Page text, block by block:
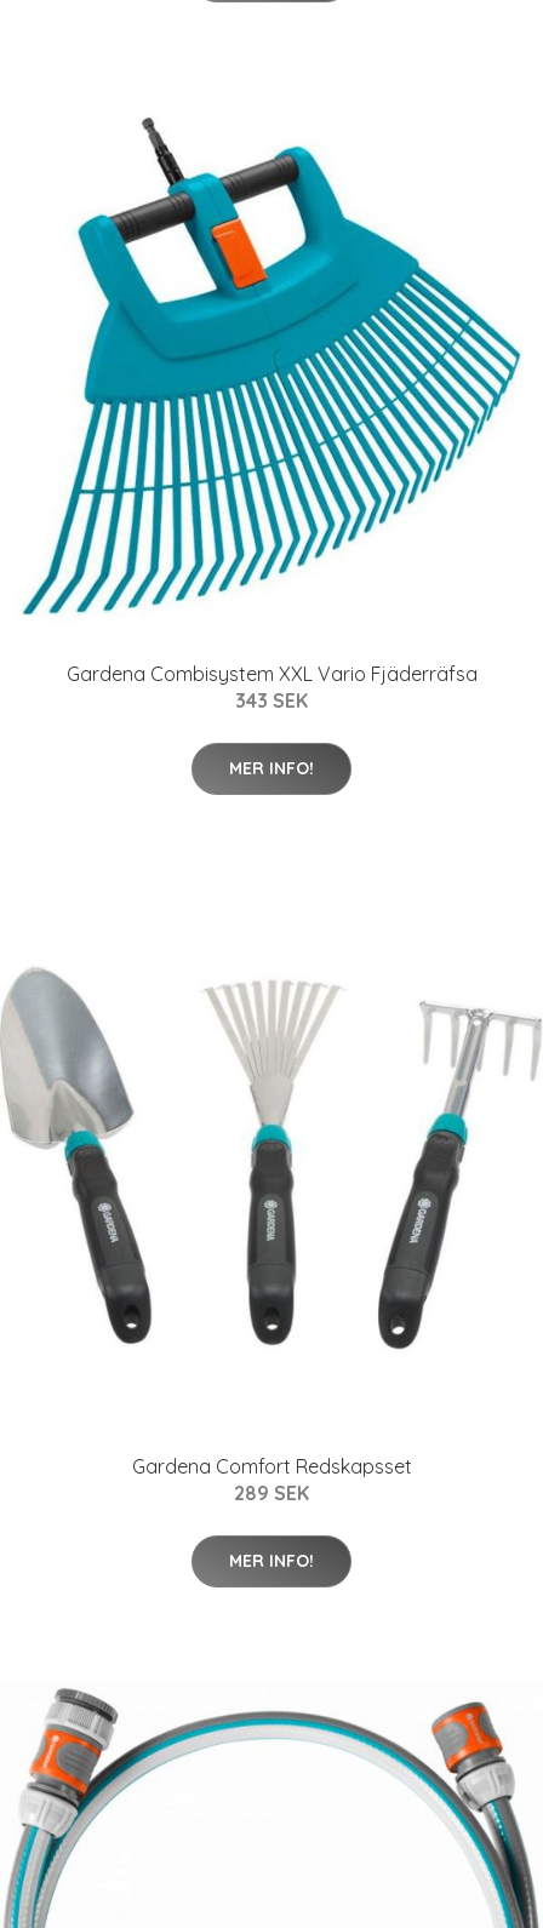
Gardena Combisystem XXL Vario Fjäderräfsa
343 SEK
MER INFO!
Gardena Comfort Redskapsset
289 SEK
MER INFO!